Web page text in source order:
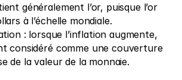
généralement l’or, puisque l’or
à l’échelle mondiale.
: lorsque l’inflation augmente,
considéré comme une couverture
de la valeur de la monnaie.